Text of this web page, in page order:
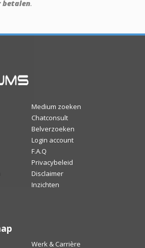
betalen.
Medium zoeken
Chatconsult
Belverzoeken
Login account
F.A.Q
Privacybeleid
Disclaimer
Inzichten
Werk & Carrière